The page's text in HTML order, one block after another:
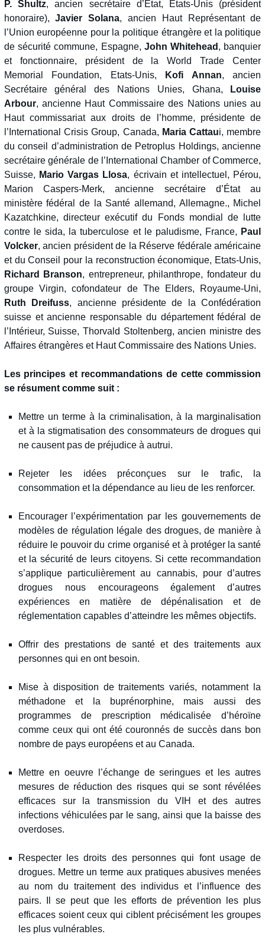
P. Shultz, ancien secrétaire d’État, Etats-Unis (président
honoraire),Javier Solana, ancien Haut Représentant de
l’Union européenne pour la politique étrangère et la politique
de sécurité commune, Espagne, John Whitehead , banquier
et fonctionnaire, président de la World Trade Center
Memorial Foundation, Etats-Unis,
Kofi Annan, ancien
Secrétaire général des Nations Unies, Ghana,
Louise
Arbour, ancienne Haut Commissaire des Nations unies au
Haut commissariat aux droits de l’homme, présidente de
l’International Crisis Group, Canada, Maria Cattaui, membre
du conseil d’administration de Petroplus Holdings, ancienne
secrétaire générale de l’International Chamber of Commerce,
Suisse, Mario Vargas Llosa, écrivain et intellectuel, Pérou,
Marion Caspers-Merk, ancienne secrétaire d’État au
ministère fédéral de la Santé allemand, Allemagne., Michel
Kazatchkine, directeur exécutif du Fonds mondial de lutte
contre le sida, la tuberculose et le paludisme, France, Paul
Volcker, ancien président de la Réserve fédérale américaine
et du Conseil pour la reconstruction économique, Etats-Unis,
Richard Branson, entrepreneur, philanthrope, fondateur du
groupe Virgin, cofondateur de The Elders, Royaume-Uni,
Ruth Dreifuss, ancienne présidente de la Confédération
suisse et ancienne responsable du département fédéral de
l’Intérieur, Suisse, Thorvald Stoltenberg, ancien ministre des
Affaires étrangères et Haut Commissaire des Nations Unies.
Les principes et recommandations de cette commission
se résument comme suit :
Mettre un terme à la criminalisation, à la marginalisation
et à la stigmatisation des consommateurs de drogues qui
ne causent pas de préjudice à autrui.
Rejeter les idées préconçues sur le trafic, la
consommation et la dépendance au lieu de les renforcer.
Encourager l’expérimentation par les gouvernements de
modèles de régulation légale des drogues, de manière à
réduire le pouvoir du crime organisé et à protéger la santé
et la sécurité de leurs citoyens. Si cette recommandation
s’applique particulièrement au cannabis, pour d’autres
drogues nous encourageons également d’autres
expériences en matière de dépénalisation et de
réglementation capables d’atteindre les mêmes objectifs.
Offrir des prestations de santé et des traitements aux
personnes qui en ont besoin.
Mise à disposition de traitements variés, notamment la
méthadone et la buprénorphine, mais aussi des
programmes de prescription médicalisée d’héroïne
comme ceux qui ont été couronnés de succès dans bon
nombre de pays européens et au Canada.
Mettre en oeuvre l’échange de seringues et les autres
mesures de réduction des risques qui se sont révélées
efficaces sur la transmission du VIH et des autres
infections véhiculées par le sang, ainsi que la baisse des
overdoses.
Respecter les droits des personnes qui font usage de
drogues. Mettre un terme aux pratiques abusives menées
au nom du traitement des individus et l’influence des
pairs. Il se peut que les efforts de prévention les plus
efficaces soient ceux qui ciblent précisément les groupes
les plus vulnérables.